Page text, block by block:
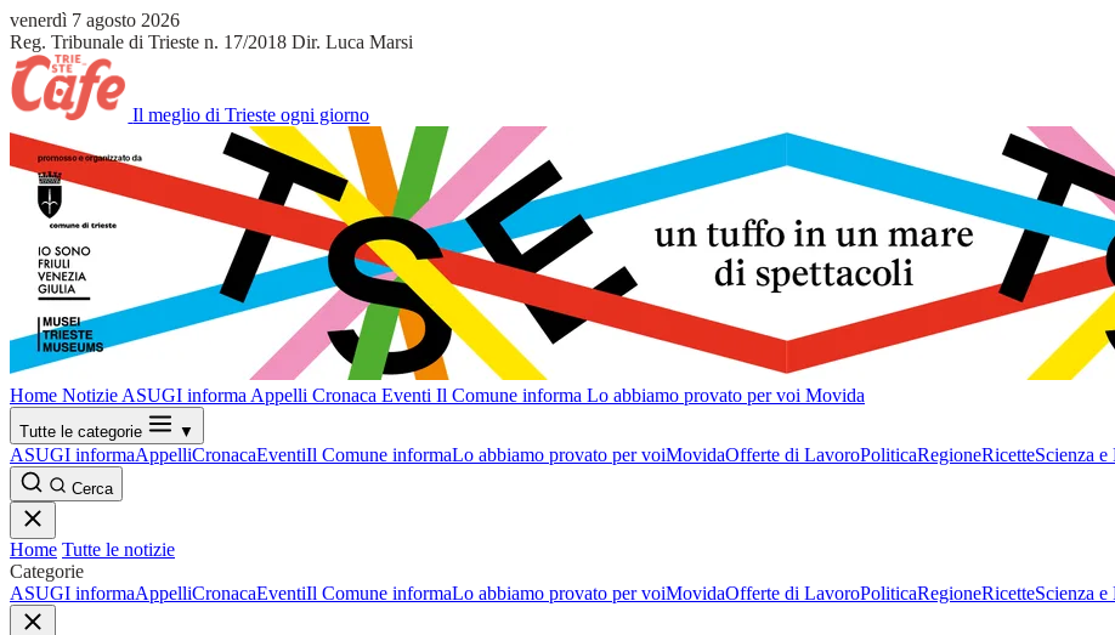
venerdì 7 agosto 2026
Reg. Tribunale di Trieste n. 17/2018 Dir. Luca Marsi
Il meglio di Trieste ogni giorno
Home Notizie ASUGI informa Appelli Cronaca Eventi Il Comune informa Lo abbiamo provato per voi Movida
Tutte le categorie ▼
ASUGI informaAppelliCronacaEventiIl Comune informaLo abbiamo provato per voiMovidaOfferte di LavoroPoliticaRegioneRicetteScienza e
Cerca
Home Tutte le notizie
Categorie
ASUGI informaAppelliCronacaEventiIl Comune informaLo abbiamo provato per voiMovidaOfferte di LavoroPoliticaRegioneRicetteScienza e